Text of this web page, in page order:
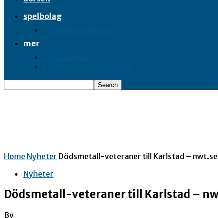
spelbolag
mer
Home Nyheter Dödsmetall-veteraner till Karlstad – nwt.se
Nyheter
Dödsmetall-veteraner till Karlstad –
By